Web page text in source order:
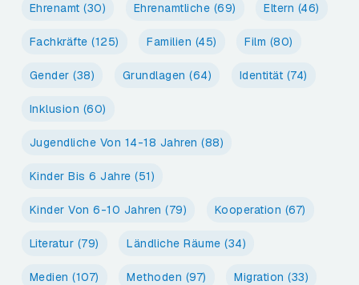
Ehrenamt (30) Ehrenamtliche (69) Eltern (46)
Fachkräfte (125) Familien (45) Film (80)
Gender (38) Grundlagen (64) Identität (74)
Inklusion (60)
Jugendliche Von 14-18 Jahren (88)
Kinder Bis 6 Jahre (51)
Kinder Von 6-10 Jahren (79) Kooperation (67)
Literatur (79) Ländliche Räume (34)
Medien (107) Methoden (97) Migration (33)